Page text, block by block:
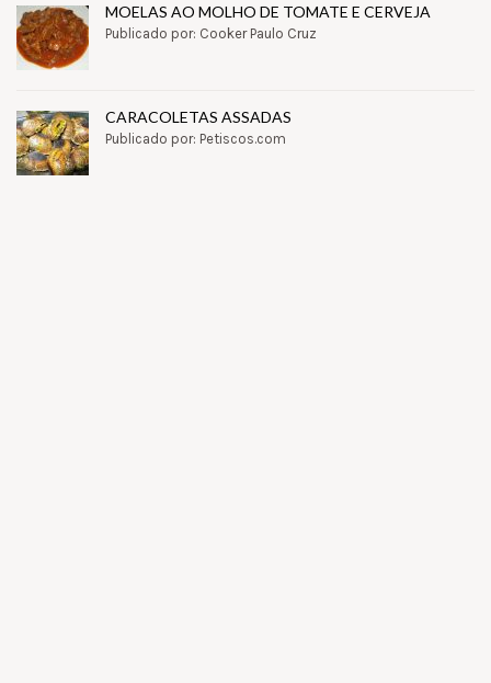
MOELAS AO MOLHO DE TOMATE E CERVEJA
Publicado por: Cooker Paulo Cruz
CARACOLETAS ASSADAS
Publicado por: Petiscos.com